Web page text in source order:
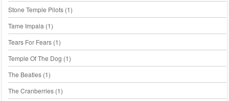
Stone Temple Pilots(1)
Tame Impala (1)
Tears For Fears(1)
Temple Of The Dog (1)
The Beatles(1)
The Cranberries(1)